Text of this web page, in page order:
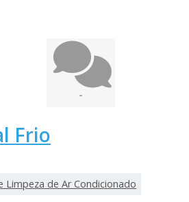
-
Frio
Limpeza de Ar Condicionado